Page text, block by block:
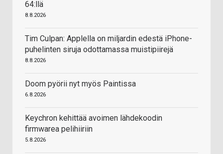
64:llä
8.8.2026
Tim Culpan: Applella on miljardin edestä iPhone-
puhelinten siruja odottamassa muistipiirejä
8.8.2026
Doom pyörii nyt myös Paintissa
6.8.2026
Keychron kehittää avoimen lähdekoodin
firmwarea pelihiiriin
5.8.2026